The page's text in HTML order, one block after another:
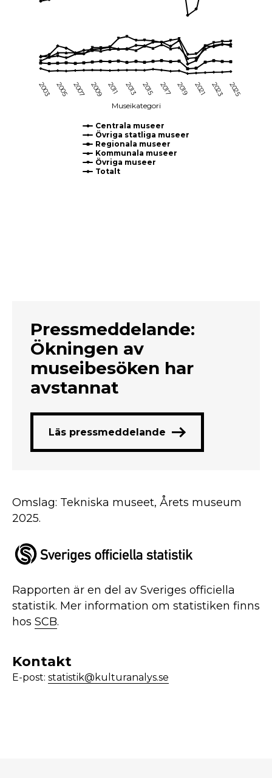
Museikategori
Centrala museer
Övriga statliga museer
Regionala museer
Kommunala museer
Övriga museer
Totalt
2003 2005 2007 2009 2011 2013 2015 2017 2019 2021 2023 2025
Pressmeddelande:
Ökningen av
museibesöken har
avstannat
Läs pressmeddelande
Omslag: Tekniska museet, Årets museum
2025.
Rapporten är en del av Sveriges officiella
statistik. Mer information om statistiken finns
hos SCB.
Kontakt
E-post: statistik@kulturanalys.se